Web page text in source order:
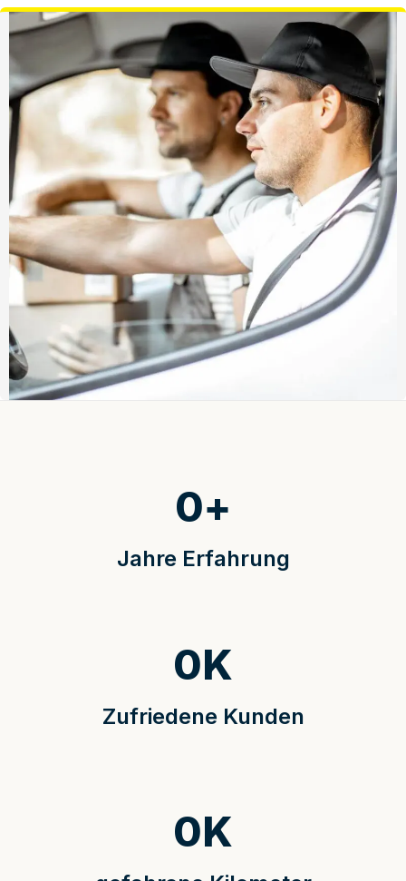
Jahre Erfahrung
0+
Zufriedene Kunden
0K
0K